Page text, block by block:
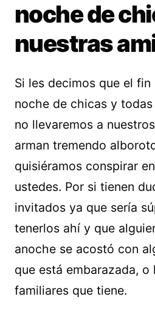
noche de
nuestras
Si les decimos que el fin
noche de chicas y
no llevaremos a
arman tremendo
quisiéramos conspirar
ustedes. Por si tienen
invitados ya que sería
tenerlos ahí y que
anoche se acostó con
que está embarazada, o
familiares que tiene.